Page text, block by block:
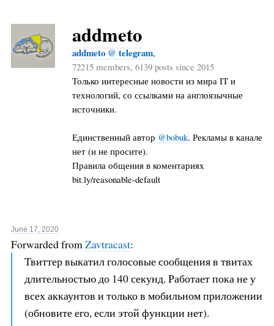
addmeto
addmeto @ telegram,
72215 members, 6139 posts since 2015
Только интересные новости из мира IT и
технологий, со ссылками на англоязычные
источники.
Единственный автор @bobuk. Рекламы в канале
нет (и не просите).
Правила общения в коментариях
bit.ly/reasonable-default
June 17, 2020
Forwarded fromZavtracast:
Твиттер выкатил голосовые сообщения в твитах
длительностью до 140 секунд. Работает пока не у
всех аккаунтов и только в мобильном приложении
(обновите его, если этой функции нет).